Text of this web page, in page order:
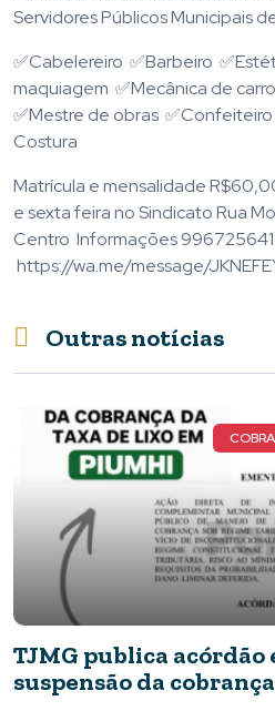
Servidores Públicos Municipais
✅Cabelereiro ✅Barbeiro
maquiagem ✅Mecânica de
✅Mestre de obras
Costura
Matrícula e mensalidade
e sexta feira no Sindicato Rua
Centro Informações 996725641
https://wa.me/message/
Outras notícias
Novos detalhes do
apresentavam